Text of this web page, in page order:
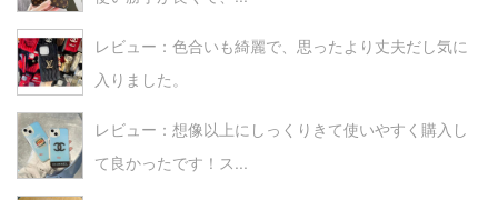
レビュー：色合いも綺麗で、思ったより丈夫だし気に
入りました。
レビュー：想像以上にしっくりきて使いやすく購入し
て良かったです！ス...